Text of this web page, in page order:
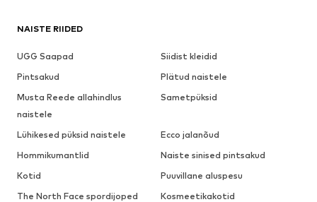
NAISTE RIIDED
UGG Saapad
Siidist kleidid
Pintsakud
Plätud naistele
Musta Reede allahindlus
naistele
Sametpüksid
Lühikesed püksid naistele
Ecco jalanõud
Hommikumantlid
Naiste sinised pintsakud
Kotid
Puuvillane aluspesu
The North Face spordijoped
Kosmeetikakotid